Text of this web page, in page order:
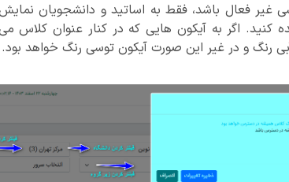
غیر فعال باشد، فقط به اساتید و دانشجویان
کنید. اگر به آیکون هایی که در کنار عنوان کلاس
رنگ و در غیر این صورت آیکون توسی رنگ خواهد بود.